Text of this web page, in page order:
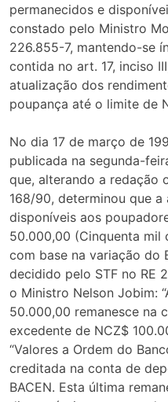
permanecidos e
constado pelo Ministro
226.855-7, mantendo-se
contida no art. 17, inciso
atualização dos
poupança até o limite de
No dia 17 de março de
publicada na segunda-
que, alterando a redação
168/90, determinou que
disponíveis aos
50.000,00 (Cinquenta mil
com base na variação do
decidido pelo STF no RE
o Ministro Nelson Jobim:
50.000,00 remanesce na
excedente de NCZ$
“Valores a Ordem do
creditada na conta de
BACEN. Esta última